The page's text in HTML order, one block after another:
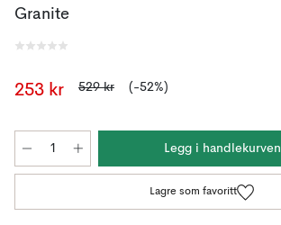
Granite
253 kr 529 kr (-52%)
Legg i handlekurven
Lagre som favoritt